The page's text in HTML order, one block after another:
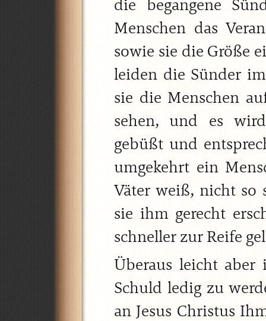
die begangene
Menschen das
sowie sie die Größe
leiden die Sünder
sie die Menschen
sehen, und es
gebüßt und
umgekehrt ein
Väter weiß, nicht so
sie ihm gerecht
schneller zur Reife
Überaus leicht aber
Schuld ledig zu
an Jesus Christus